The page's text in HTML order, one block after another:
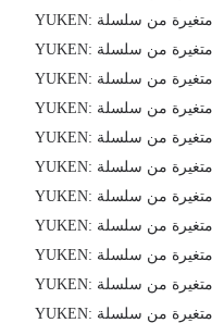
YUKEN: مضخة مكبسية متغيرة من سلسلة A56-F-R-01-B-K-32
YUKEN: مضخة مكبسية متغيرة من سلسلة A56-F-R-01-H-K-32
YUKEN: مضخة مكبسية متغيرة من سلسلة A56-L-R-01-C-K-32
YUKEN: مضخة مكبسية متغيرة من سلسلة A56-L-R-01-B-K-32
YUKEN: مضخة مكبسية متغيرة من سلسلة A56-L-R-01-H-K-32
YUKEN: مضخة مكبسية متغيرة من سلسلة A56-F-R-01-C-S-K-32
YUKEN: مضخة مكبسية متغيرة من سلسلة A56-F-R-01-B-S-K-32
YUKEN: مضخة مكبسية متغيرة من سلسلة A56-F-R-01-H-S-K-32
YUKEN: مضخة مكبسية متغيرة من سلسلة A56-L-R-01-C-S-K-32
YUKEN: مضخة مكبسية متغيرة من سلسلة A56-L-R-01-B-S-K-32
YUKEN: مضخة مكبسية متغيرة من سلسلة A56-L-R-01-H-S-K-32